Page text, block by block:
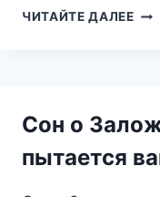
ЧИТАЙТЕ ДАЛЕЕ
Сон о
пытается